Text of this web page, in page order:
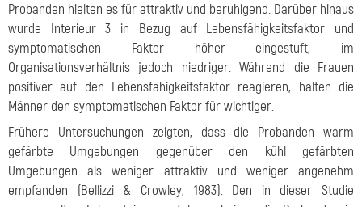
Probanden hielten es für attraktiv und beruhigend. Darüber hinaus
wurde Interieur 3 in Bezug auf Lebensfähigkeitsfaktor und
symptomatischen Faktor höher eingestuft, im
Organisationsverhältnis jedoch niedriger. Während die Frauen
positiver auf den Lebensfähigkeitsfaktor reagieren, halten die
Männer den symptomatischen Faktor für wichtiger.
Frühere Untersuchungen zeigten, dass die Probanden warm
gefärbte Umgebungen gegenüber den kühl gefärbten
Umgebungen als weniger attraktiv und weniger angenehm
empfanden (Bellizzi & Crowley, 1983). Den in dieser Studie